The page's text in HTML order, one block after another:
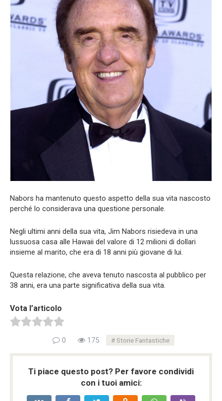
Nabors ha mantenuto questo aspetto della sua vita nascosto
perché lo considerava una questione personale.
Negli ultimi anni della sua vita, Jim Nabors risiedeva in una
lussuosa casa alle Hawaii del valore di 12 milioni di dollari
insieme al marito, che era di 18 anni più giovane di lui.
Questa relazione, che aveva tenuto nascosta al pubblico per
38 anni, era una parte significativa della sua vita.
Vota l’articolo
0 175 Storie Fantastiche
Ti piace questo post? Per favore condividi
con i tuoi amici: